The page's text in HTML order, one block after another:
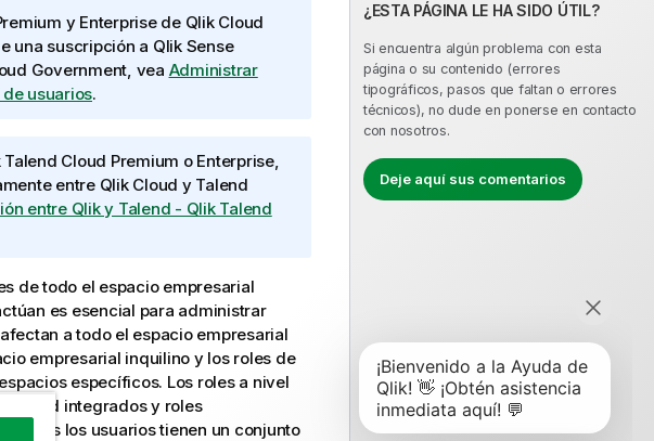
¿ESTA PÁGINA LE HA SIDO ÚTIL?
Si encuentra algún problema con esta
página o su contenido (errores
tipográficos, pasos que faltan o errores
técnicos), no dude en ponerse en contacto
con nosotros.
Deje aquí sus comentarios
y Enterprise de Qlik Cloud
una suscripción a Qlik Sense
Government, vea Administrar
usuarios.
Talend Cloud Premium o Enterprise,
entre Qlik Cloud y Talend
entre Qlik y Talend - Qlik Talend
de todo el espacio empresarial
es esencial para administrar
a todo el espacio empresarial
empresarial inquilino y los roles de
específicos. Los roles a nivel
integrados y roles
todos los usuarios tienen un conjunto